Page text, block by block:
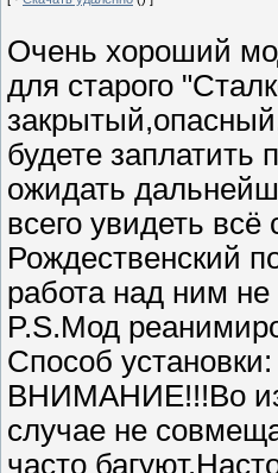
Очень хороший
для старого
будете заплатить
ожидать
всего увидеть
Рождественский
работа над ним не
P.S.Мод
Способ
ВНИМАНИЕ!!!Во
случае не
часто